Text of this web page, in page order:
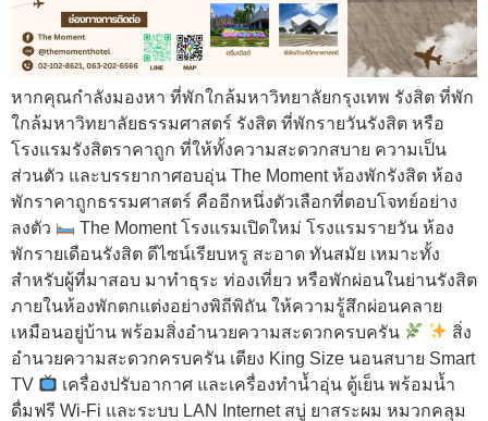
หากคุณกำลังมองหา ที่พักใกล้มหาวิทยาลัยกรุงเทพ รังสิต ที่พัก
ใกล้มหาวิทยาลัยธรรมศาสตร์ รังสิต ที่พักรายวันรังสิต หรือ
โรงแรมรังสิตราคาถูก ที่ให้ทั้งความสะดวกสบาย ความเป็น
ส่วนตัว และบรรยากาศอบอุ่น The Moment ห้องพักรังสิต ห้อง
พักราคาถูกธรรมศาสตร์ คืออีกหนึ่งตัวเลือกที่ตอบโจทย์อย่าง
ลงตัว
The Moment โรงแรมเปิดใหม่ โรงแรมรายวัน ห้อง
พักรายเดือนรังสิต ดีไซน์เรียบหรู สะอาด ทันสมัย เหมาะทั้ง
สำหรับผู้ที่มาสอบ มาทำธุระ ท่องเที่ยว หรือพักผ่อนในย่านรังสิต
ภายในห้องพักตกแต่งอย่างพิถีพิถัน ให้ความรู้สึกผ่อนคลาย
เหมือนอยู่บ้าน พร้อมสิ่งอำนวยความสะดวกครบครัน
สิ่ง
อำนวยความสะดวกครบครัน เตียง King Size นอนสบาย Smart
TV
เครื่องปรับอากาศ และเครื่องทำน้ำอุ่น ตู้เย็น พร้อมน้ำ
ดื่มฟรี Wi-Fi และระบบ LAN Internet สบู่ ยาสระผม หมวกคลุม